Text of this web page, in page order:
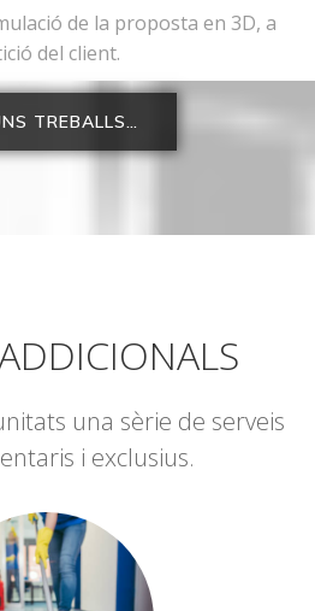
de la proposta en 3D, a
del client.
TREBALLS…
una sèrie de serveis
i exclusius.